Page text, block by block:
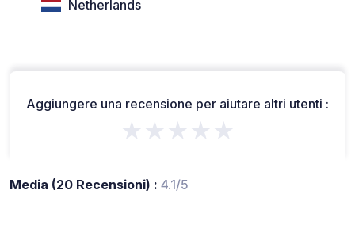
Netherlands
Aggiungere una recensione per aiutare altri utenti :
★★★★★
Media (20 Recensioni) : 4.1/5